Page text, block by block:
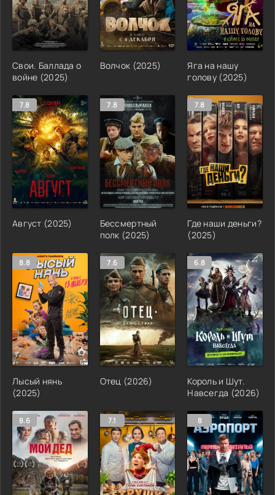
Свои. Баллада о
войне (2025)
Волчок (2025)
Яга на нашу
голову (2025)
7.8
Август (2025)
7.8
Бессмертный
полк (2025)
7.8
Где наши деньги?
(2025)
8.8
Лысый нянь
(2025)
7.6
Отец (2026)
6.8
Король и Шут.
Навсегда (2026)
8.6 7.1 8